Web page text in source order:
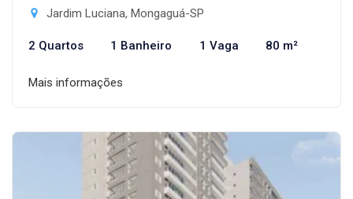
Jardim Luciana, Mongaguá-SP
2 Quartos 1 Banheiro 1 Vaga 80 m²
Mais informações